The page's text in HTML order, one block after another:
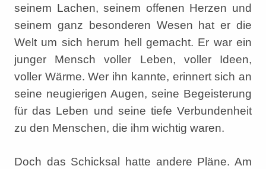
seinem Lachen, seinem offenen Herzen und
seinem ganz besonderen Wesen hat er die
Welt um sich herum hell gemacht. Er war ein
junger Mensch voller Leben, voller Ideen,
voller Wärme. Wer ihn kannte, erinnert sich an
seine neugierigen Augen, seine Begeisterung
für das Leben und seine tiefe Verbundenheit
zu den Menschen, die ihm wichtig waren.
Doch das Schicksal hatte andere Pläne. Am